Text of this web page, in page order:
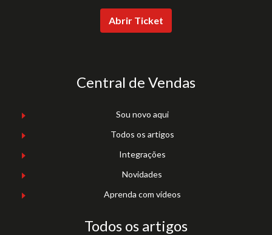
Abrir Ticket
Central de Vendas
Sou novo aqui
Todos os artigos
Integrações
Novidades
Aprenda com vídeos
Todos os artigos